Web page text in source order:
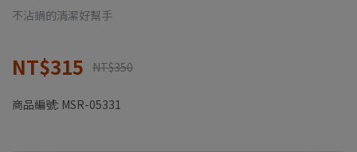
不沾鍋的清潔好幫手
NT$315 NT$350
商品編號: MSR-05331